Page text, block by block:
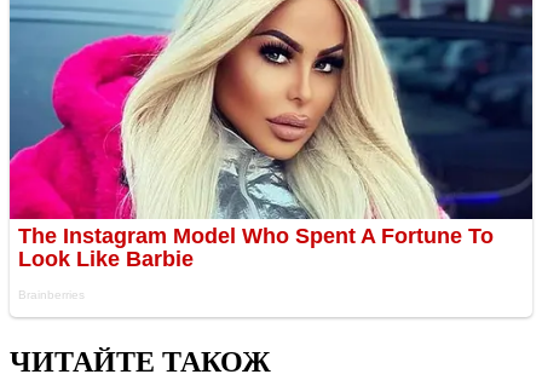
ЧИТАЙТЕ ТАКОЖ